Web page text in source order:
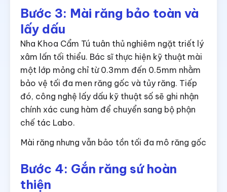
Bước 3: Mài răng bảo toàn và
lấy dấu
Nha Khoa Cẩm Tú tuân thủ nghiêm ngặt triết lý
xâm lấn tối thiểu. Bác sĩ thực hiện kỹ thuật mài
một lớp mỏng chỉ từ 0.3mm đến 0.5mm nhằm
bảo vệ tối đa men răng gốc và tủy răng. Tiếp
đó, công nghệ lấy dấu kỹ thuật số sẽ ghi nhận
chính xác cung hàm để chuyển sang bộ phận
chế tác Labo.
Mài răng nhưng vẫn bảo tồn tối đa mô răng gốc
Bước 4: Gắn răng sứ hoàn
thiện